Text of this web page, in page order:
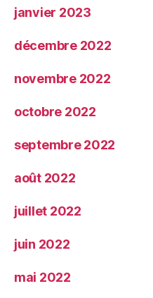
janvier 2023
décembre 2022
novembre 2022
octobre 2022
septembre 2022
août 2022
juillet 2022
juin 2022
mai 2022